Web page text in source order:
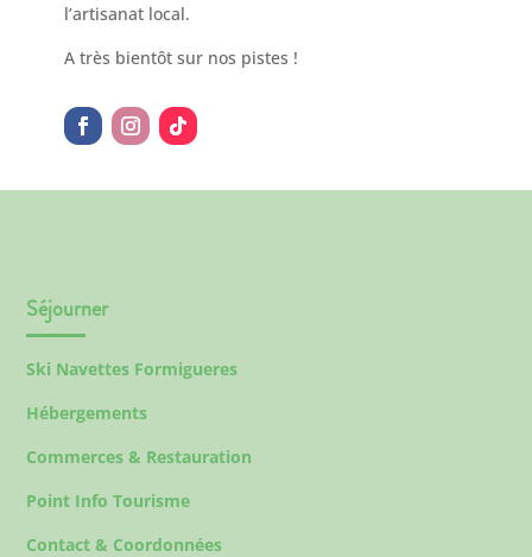
l’artisanat local.
A très bientôt sur nos pistes !
Séjourner
Ski Navettes Formigueres
Hébergements
Commerces & Restauration
Point Info Tourisme
Contact & Coordonnées